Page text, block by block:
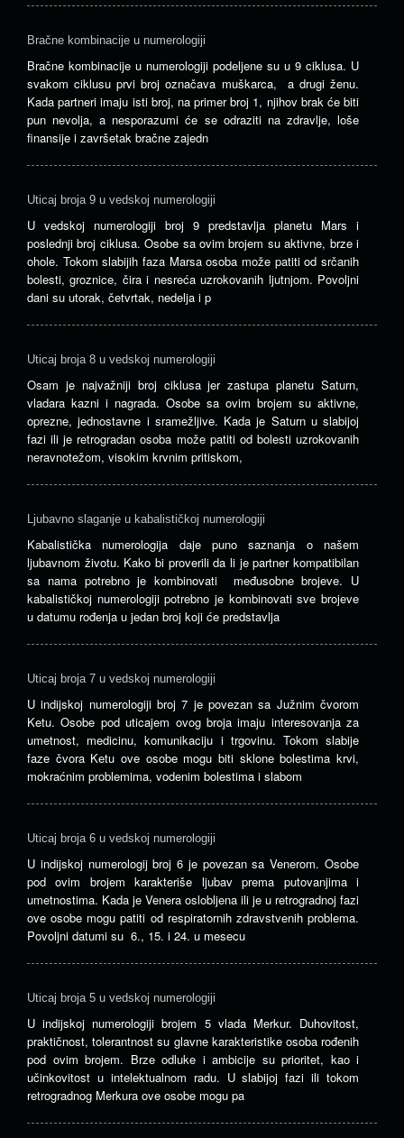
Bračne kombinacije u numerologiji
Bračne kombinacije u numerologiji podeljene su u 9 ciklusa. U
svakom ciklusu prvi broj označava muškarca, a drugi ženu.
Kada partneri imaju isti broj, na primer broj 1, njihov brak će biti
pun nevolja, a nesporazumi će se odraziti na zdravlje, loše
finansije i završetak bračne zajedn
Uticaj broja 9 u vedskoj numerologiji
U vedskoj numerologiji broj 9 predstavlja planetu Mars i
poslednji broj ciklusa. Osobe sa ovim brojem su aktivne, brze i
ohole. Tokom slabijih faza Marsa osoba može patiti od srčanih
bolesti, groznice, čira i nesreća uzrokovanih ljutnjom. Povoljni
dani su utorak, četvrtak, nedelja i p
Uticaj broja 8 u vedskoj numerologiji
Osam je najvažniji broj ciklusa jer zastupa planetu Saturn,
vladara kazni i nagrada. Osobe sa ovim brojem su aktivne,
oprezne, jednostavne i sramežljive. Kada je Saturn u slabijoj
fazi ili je retrogradan osoba može patiti od bolesti uzrokovanih
neravnotežom, visokim krvnim pritiskom,
Ljubavno slaganje u kabalističkoj numerologiji
Kabalistička numerologija daje puno saznanja o našem
ljubavnom životu. Kako bi proverili da li je partner kompatibilan
sa nama potrebno je kombinovati međusobne brojeve. U
kabalističkoj numerologiji potrebno je kombinovati sve brojeve
u datumu rođenja u jedan broj koji će predstavlja
Uticaj broja 7 u vedskoj numerologiji
U indijskoj numerologiji broj 7 je povezan sa Južnim čvorom
Ketu. Osobe pod uticajem ovog broja imaju interesovanja za
umetnost, medicinu, komunikaciju i trgovinu. Tokom slabije
faze čvora Ketu ove osobe mogu biti sklone bolestima krvi,
mokraćnim problemima, vodenim bolestima i slabom
Uticaj broja 6 u vedskoj numerologiji
U indijskoj numerologij broj 6 je povezan sa Venerom. Osobe
pod ovim brojem karakteriše ljubav prema putovanjima i
umetnostima. Kada je Venera oslobljena ili je u retrogradnoj fazi
ove osobe mogu patiti od respiratornih zdravstvenih problema.
Povoljni datumi su 6., 15. i 24. u mesecu
Uticaj broja 5 u vedskoj numerologiji
U indijskoj numerologiji brojem 5 vlada Merkur. Duhovitost,
praktičnost, tolerantnost su glavne karakteristike osoba rođenih
pod ovim brojem. Brze odluke i ambicije su prioritet, kao i
učinkovitost u intelektualnom radu. U slabijoj fazi ili tokom
retrogradnog Merkura ove osobe mogu pa